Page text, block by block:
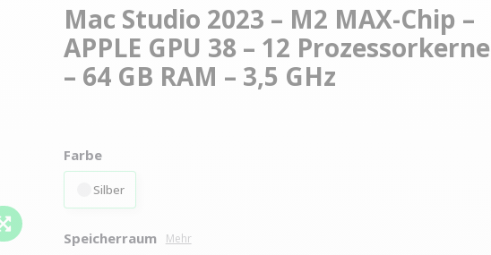
Mac Studio 2023 – M2 MAX-Chip –
APPLE GPU 38 – 12 Prozessorkerne
– 64 GB RAM – 3,5 GHz
Farbe
Silber
Speicherraum Mehr